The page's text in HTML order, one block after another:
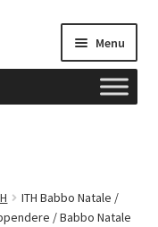
Menu
ITH Babbo Natale /
/ Babbo Natale